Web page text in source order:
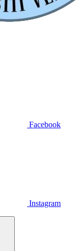
Facebook
Instagram